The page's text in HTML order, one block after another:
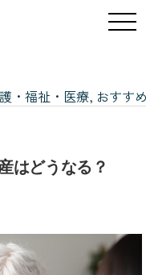
・福祉・医療, おすす
はどうなる？